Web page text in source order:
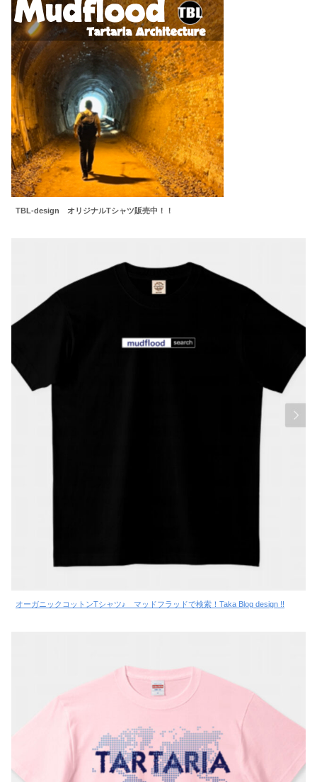
TBL-design オリジナルTシャツ販売中！！
オーガニックコットンTシャツ♪ マッドフラッドで検索！Taka Blog design !!